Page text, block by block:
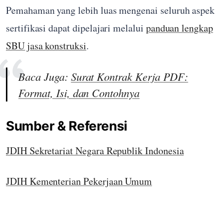
Pemahaman yang lebih luas mengenai seluruh aspek
sertifikasi dapat dipelajari melalui panduan lengkap
SBU jasa konstruksi.
Baca Juga: Surat Kontrak Kerja PDF:
Format, Isi, dan Contohnya
Sumber & Referensi
JDIH Sekretariat Negara Republik Indonesia
JDIH Kementerian Pekerjaan Umum